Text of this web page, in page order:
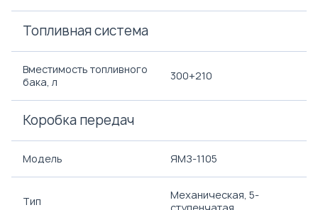
Топливная система
Вместимость топливного
бака, л
300+210
Коробка передач
Модель ЯМЗ-1105
Тип
Механическая, 5-